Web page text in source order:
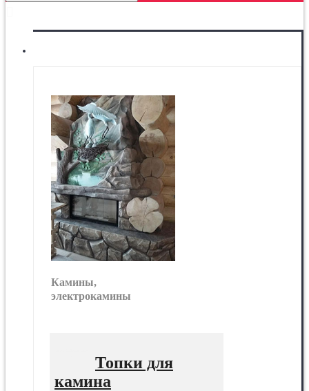
Камины,
электрокамины
Топки для
камина